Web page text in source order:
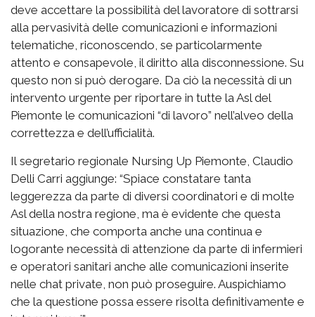
deve accettare la possibilità del lavoratore di sottrarsi
alla pervasività delle comunicazioni e informazioni
telematiche, riconoscendo, se particolarmente
attento e consapevole, il diritto alla disconnessione. Su
questo non si può derogare. Da ciò la necessità di un
intervento urgente per riportare in tutte la Asl del
Piemonte le comunicazioni “di lavoro” nell’alveo della
correttezza e dell’ufficialità.
Il segretario regionale Nursing Up Piemonte, Claudio
Delli Carri aggiunge: “Spiace constatare tanta
leggerezza da parte di diversi coordinatori e di molte
Asl della nostra regione, ma è evidente che questa
situazione, che comporta anche una continua e
logorante necessità di attenzione da parte di infermieri
e operatori sanitari anche alle comunicazioni inserite
nelle chat private, non può proseguire. Auspichiamo
che la questione possa essere risolta definitivamente e